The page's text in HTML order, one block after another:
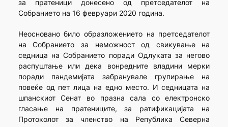
за пратеници донесено од претседателот на
Собранието на 16 февруари 2020 година.
Неосновано било образложението на претседателот
на Собранието за неможност од свикување на
седница на Собранието поради Одлуката за негово
распуштање или дека вонредните владини мерки
поради пандемијата забранувале групирање на
повеќе од пет лица на едно место. И седницата на
шпанскиот Сенат во празна сала со електронско
гласање на пратениците, за ратификацијата на
Протоколот за членство на Република Северна